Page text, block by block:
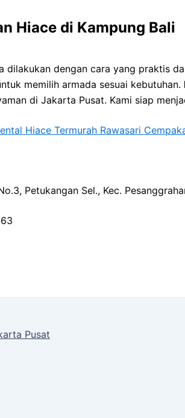
Hiace di Kampung Bali
dilakukan dengan cara yang praktis
memilih armada sesuai kebutuhan.
di Jakarta Pusat. Kami siap
Hiace Termurah Rawasari
Petukangan Sel., Kec.
Pusat